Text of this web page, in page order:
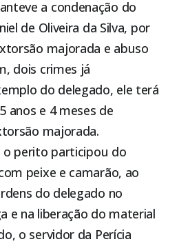
a condenação do
de Oliveira da Silva, por
majorada e abuso
dois crimes já
do delegado, ele terá
anos e 4 meses de
majorada.
o perito participou do
peixe e camarão, ao
do delegado no
e na liberação do material
o servidor da Perícia